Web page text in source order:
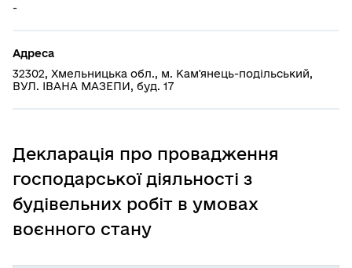
-
Адреса
32302, Хмельницька обл., м. Кам'янець-подільський,
ВУЛ. ІВАНА МАЗЕПИ, буд. 17
Декларація про провадження
господарської діяльності з
будівельних робіт в умовах
воєнного стану